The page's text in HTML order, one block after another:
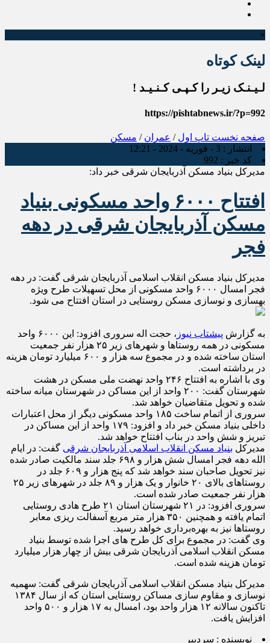
×
لینک کوتاه
لـیـنـک زیـر را کـپـی کـنـیـد !
https://pishtabnews.ir/?p=992
صفحه نخست تاپ اول / عمران / مسکن
انتشار : 3 - فوریه - 2024 - 12:21
کد خبر : 992
مدیرکل بنیاد مسکن آذربایجان شرقی خبر داد:
افتتاح ۶۰۰۰ واحد مسکونی بنیاد
مسکن آذربایجان شرقی در دهه
فجر
مدیرکل بنیاد مسکن انقلاب اسلامی‌ آذربایجان شرقی گفت: در دهه
فجر امسال ۶۰۰۰ واحد مسکونی از محل تسهیلات طرح ویژه
بهسازی و نوسازی مسکن روستایی در استان افتتاح می شود.
به گزارش پیشتاب نیوز
، حجت اله سروری افزود: این ۶۰۰۰ واحد
مسکونی در همه روستاها و شهرهای زیر ۲۵ هزار نفر جمعیت
استان ساخته شده و در مجموع سه هزار و ۶۰۰ میلیارد تومان هزینه
در برداشته است.
وی با اشاره به افتتاح ۲۴۶ واحد نهضت ملی مسکن در هشت
شهرستان گفت: ۲۰۰ واحد از این مساکن در شهرستان میانه ساخته
شده و تحویل متقاضیان خواهد شد.
سروری از اتمام ساخت ۱۸۵ واحد مسکونی دیگر از محل اعتبارات
داخلی بنیاد مسکن خبر داد و افزود: ۱۷۹ واحد از این مساکن در
تبریز و شش واحد در بناب افتتاح خواهد شد.
مدیرکل بنیاد مسکن انقلاب اسلامی‌ آذربایجان شرقی گفت: در ایام
الله دهه فجر امسال شش هزار و ۶۹۸ جلد سند مالکیت صادر شده
نیز تحویل صاحبان سند خواهد شد که پنج هزار و ۶۰۹ جلد در
روستاهای بالای ۲۰ خانوار و یک هزار و ۸۹ جلد در شهرهای زیر ۲۵
هزار نفر جمعیت صادر شده است.
سروری افزود: در ۲۱ شهرستان استان ۲۱ طرح هادی روستایی
اتمام یافته و همچنین ۳۵۰ هزار متر مربع آسفالت ریزی معابر
روستاها نیز به بهره‌برداری خواهد رسید.
وی گفت: در مجموع برای کل طرح های اجرا شده توسط بنیاد
مسکن انقلاب اسلامی آذربایجان شرقی بیش از چهار هزار میلیارد
تومان هزینه شده است.
مدیرکل بنیاد مسکن انقلاب اسلامی آذربایجان شرقی گفت: سهمیه
نوسازی و مقاوم سازی مساکن روستایی استان که از سال ۱۳۸۴
تاکنون سالانه ۱۲ هزار واحد بود، امسال به ۱۷ هزار و ۵۰۰ واحد
افزایش یافت.
نویسنده : سردبیر